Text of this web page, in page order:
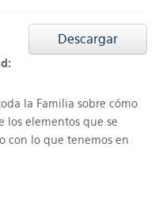
Descargar
la Familia sobre cómo
los elementos que se
con lo que tenemos en